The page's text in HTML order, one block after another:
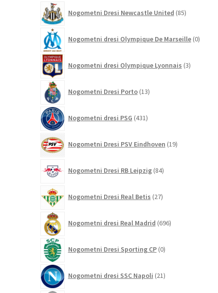
Nogometni Dresi Newcastle United 85izdelkov
Nogometni dresi Olympique De Marseille 0
Nogometni dresi Olympique Lyonnais 3izdelki
Nogometni Dresi Porto 13izdelkov
Nogometni dresi PSG 431izdelkov
Nogometni Dresi PSV Eindhoven 19izdelkov
Nogometni Dresi RB Leipzig 84izdelkov
Nogometni Dresi Real Betis 27izdelkov
Nogometni dresi Real Madrid 696izdelkov
Nogometni Dresi Sporting CP 0izdelkov
Nogometni dresi SSC Napoli 21izdelkov